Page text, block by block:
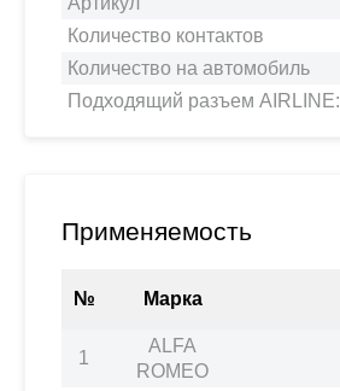
Количество контактов
Количество на автомобиль
Подходящий разъем AIRLINE:
Применяемость
№ Марка
1
ALFA
ROMEO